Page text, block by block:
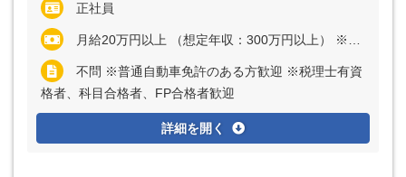
正社員
月給20万円以上 （想定年収：300万円以上） ※経験・能力など考慮の上、決定いたします ※残業代は全額支給
不問 ※普通自動車免許のある方歓迎 ※税理士有資
格者、科目合格者、FP合格者歓迎
詳細を開く